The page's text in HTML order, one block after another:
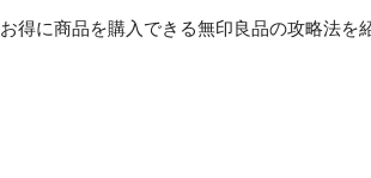
お得に商品を購入できる無印良品の攻略法を